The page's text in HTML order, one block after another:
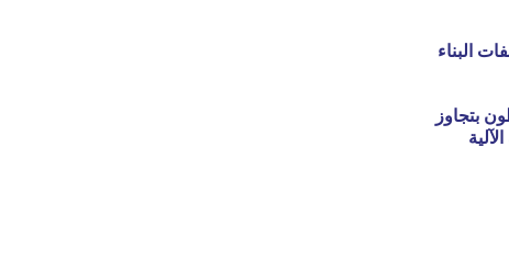
البناء
بتجاوز